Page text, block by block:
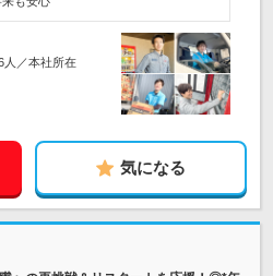
人／本社所在
気になる